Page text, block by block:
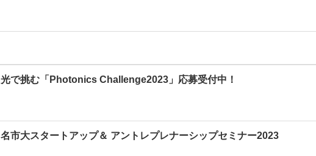
光で挑む「Photonics Challenge2023」応募受付中！
名市大スタートアップ＆ アントレプレナーシップセミナー2023